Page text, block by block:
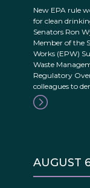
New EPA rule
for clean
Senators Ron
Member of the
Works (EPW)
Waste
Regulatory
colleagues to
AUGUST